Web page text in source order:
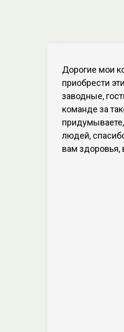
Дорогие мои
приобрести
заводные,
команде за
людей,
вам здоровья,